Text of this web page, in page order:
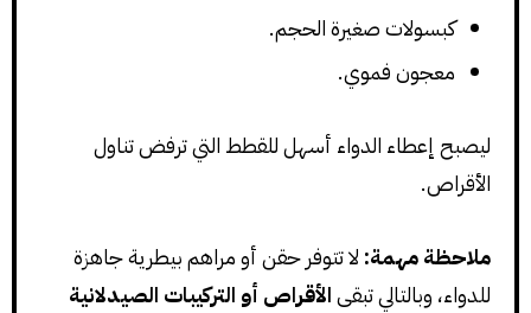
كبسولات صغيرة الحجم.
معجون فموي.
ليصبح إعطاء الدواء أسهل للقطط التي ترفض تناول
الأقراص.
ملاحظة مهمة: لا تتوفر حقن أو مراهم بيطرية جاهزة
للدواء، وبالتالي تبقىالأقراص أو التركيبات الصيدلانية